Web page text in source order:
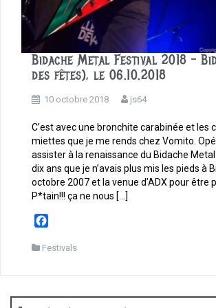
Bidache Metal Festival 2018 –
des fêtes), le 06.10.2018
10 octobre 2018 js64
C’est avec une bronchite carabinée et les
miettes que je me rends chez Vomito.
assister à la renaissance du Bidache
dix ans que je n’avais plus mis les pieds à
octobre 2007 et la venue d’ADX pour être
P*tain!!! ça ne nous […]
c
Festivals